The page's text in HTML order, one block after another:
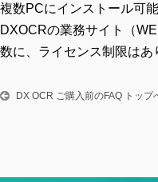
複数PCにインストール可能
DXOCRの業務サイト（
数に、ライセンス制限はあ
DX OCR ご購入前のFAQ トップ